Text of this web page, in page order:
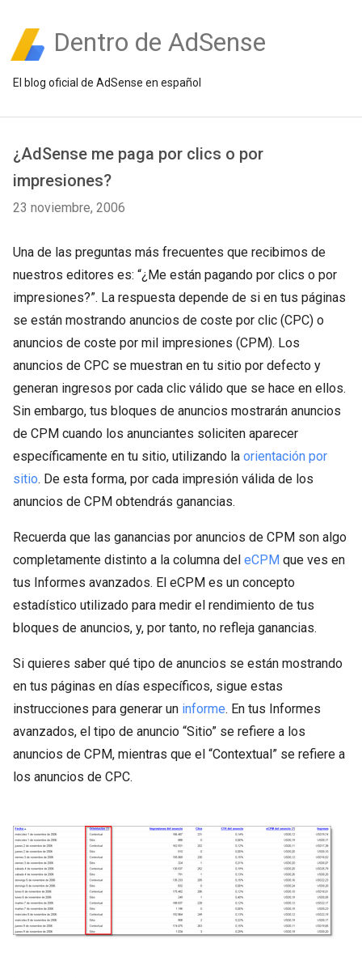
Dentro de AdSense
El blog oficial de AdSense en español
¿AdSense me paga por clics o por
impresiones?
23 noviembre, 2006
Una de las preguntas más frecuentes que recibimos de
nuestros editores es: “¿Me están pagando por clics o por
impresiones?”. La respuesta depende de si en tus páginas
se están mostrando anuncios de coste por clic (CPC) o
anuncios de coste por mil impresiones (CPM). Los
anuncios de CPC se muestran en tu sitio por defecto y
generan ingresos por cada clic válido que se hace en ellos.
Sin embargo, tus bloques de anuncios mostrarán anuncios
de CPM cuando los anunciantes soliciten aparecer
específicamente en tu sitio, utilizando la orientación por
sitio. De esta forma, por cada impresión válida de los
anuncios de CPM obtendrás ganancias.
Recuerda que las ganancias por anuncios de CPM son algo
completamente distinto a la columna del eCPM que ves en
tus Informes avanzados. El eCPM es un concepto
estadístico utilizado para medir el rendimiento de tus
bloques de anuncios, y, por tanto, no refleja ganancias.
Si quieres saber qué tipo de anuncios se están mostrando
en tus páginas en días específicos, sigue estas
instrucciones para generar un informe. En tus Informes
avanzados, el tipo de anuncio “Sitio” se refiere a los
anuncios de CPM, mientras que el “Contextual” se refiere a
los anuncios de CPC.